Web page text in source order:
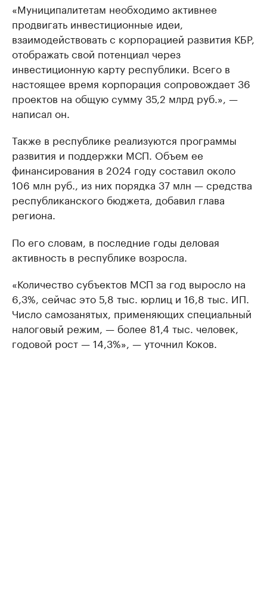
«Муниципалитетам необходимо активнее
продвигать инвестиционные идеи,
взаимодействовать с корпорацией развития КБР,
отображать свой потенциал через
инвестиционную карту республики. Всего в
настоящее время корпорация сопровождает 36
проектов на общую сумму 35,2 млрд руб.», —
написал он.
Также в республике реализуются программы
развития и поддержки МСП. Объем ее
финансирования в 2024 году составил около
106 млн руб., из них порядка 37 млн — средства
республиканского бюджета, добавил глава
региона.
По его словам, в последние годы деловая
активность в республике возросла.
«Количество субъектов МСП за год выросло на
6,3%, сейчас это 5,8 тыс. юрлиц и 16,8 тыс. ИП.
Число самозанятых, применяющих специальный
налоговый режим, — более 81,4 тыс. человек,
годовой рост — 14,3%», — уточнил Коков.